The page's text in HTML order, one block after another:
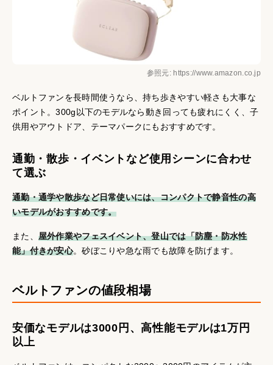
参照元: https://www.amazon.co.jp
ベルトファンを長時間使うなら、持ち歩きやすい軽さも大事な
ポイント。300g以下のモデルなら動き回っても疲れにくく、子
供用やアウトドア、テーマパークにもおすすめです。
通勤・散歩・イベントなど使用シーンに合わせ
て選ぶ
通勤・通学や散歩など日常使いには、コンパクトで静音性の高
いモデルがおすすめです。
また、 屋外作業やフェスイベント、登山では「防塵・防水性
能」付きが安心。砂ぼこりや急な雨でも故障を防げます。
ベルトファンの値段相場
安価なモデルは3000円、高性能モデルは1万円
以上